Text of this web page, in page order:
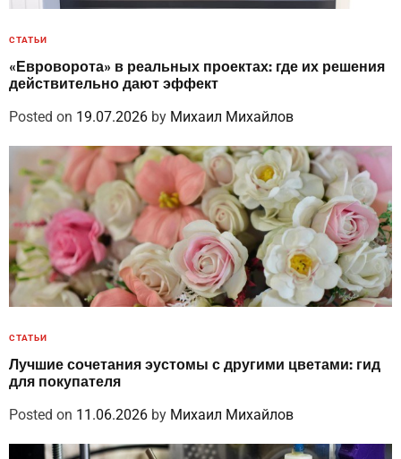
СТАТЬИ
«Евроворота» в реальных проектах: где их решения
действительно дают эффект
Posted on 19.07.2026 by Михаил Михайлов
СТАТЬИ
Лучшие сочетания эустомы с другими цветами: гид
для покупателя
Posted on 11.06.2026 by Михаил Михайлов